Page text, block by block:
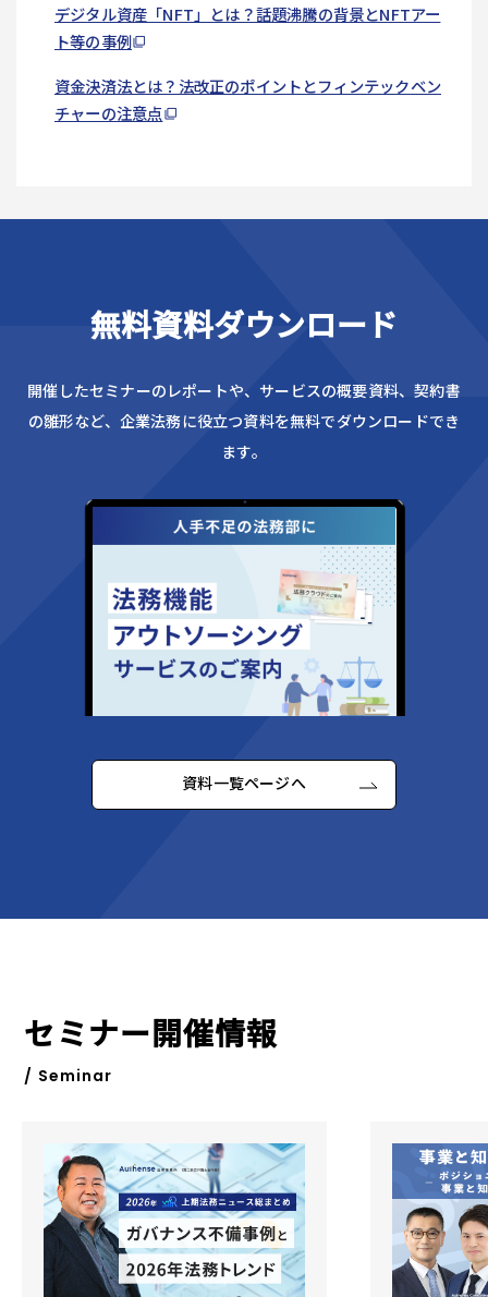
デジタル資産「NFT」とは？話題沸騰の背景とNFTアー
ト等の事例​
資金決済法とは？法改正のポイントとフィンテックベン
チャーの注意点​
無料資料ダウンロード
開催したセミナーのレポートや、サービスの概要資料、契約書
の雛形など、企業法務に役立つ資料を無料でダウンロードでき
ます。
資料一覧ページへ
セミナー開催情報
/ Seminar